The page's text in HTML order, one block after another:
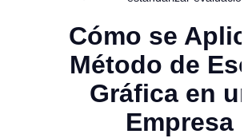
Cómo se
Método de
Gráfica en
Empresa